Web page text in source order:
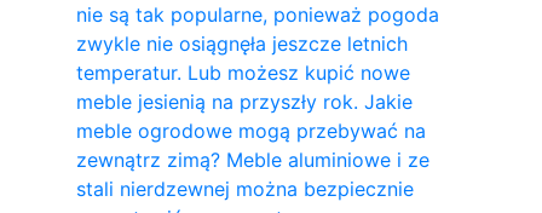
nie są tak popularne, ponieważ pogoda
zwykle nie osiągnęła jeszcze letnich
temperatur. Lub możesz kupić nowe
meble jesienią na przyszły rok. Jakie
meble ogrodowe mogą przebywać na
zewnątrz zimą? Meble aluminiowe i ze
stali nierdzewnej można bezpiecznie